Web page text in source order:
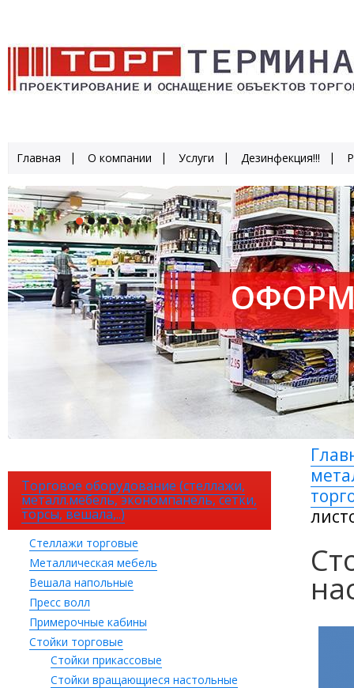
Главная О компании Услуги Дезинфекция!!!
Торговое оборудование (стеллажи,
металл.мебель, экономпанель, сетки,
торсы, вешала,..)
Стеллажи торговые
Металлическая мебель
Вешала напольные
Пресс волл
Примерочные кабины
Стойки торговые
Стойки прикассовые
Стойки вращающиеся настольные